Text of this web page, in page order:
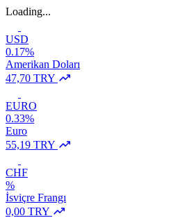
Loading...
USD
0.17%
Amerikan Doları
47,70 TRY
EURO
0.33%
Euro
55,19 TRY
CHF
%
İsviçre Frangı
0,00 TRY